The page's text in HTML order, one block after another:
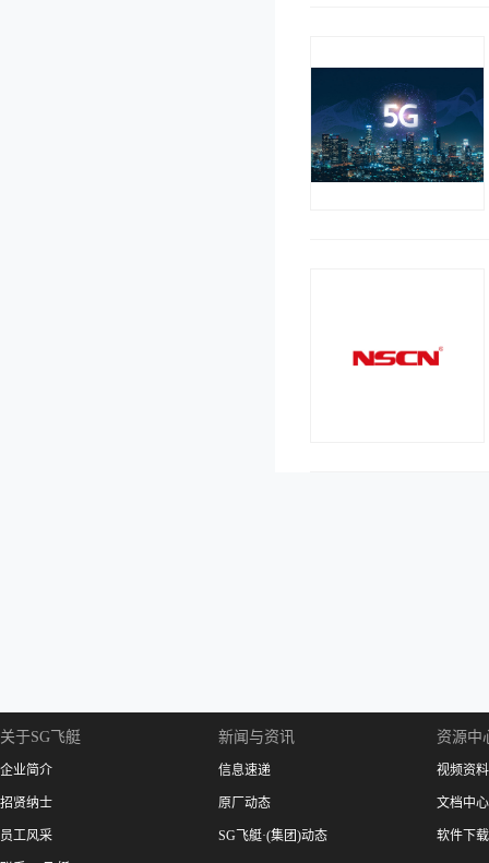
关于SG飞艇
企业简介
招贤纳士
员工风采
新闻与资讯
信息速递
原厂动态
SG飞艇·(集团)动态
资源中
视频资料
文档中心
软件下载